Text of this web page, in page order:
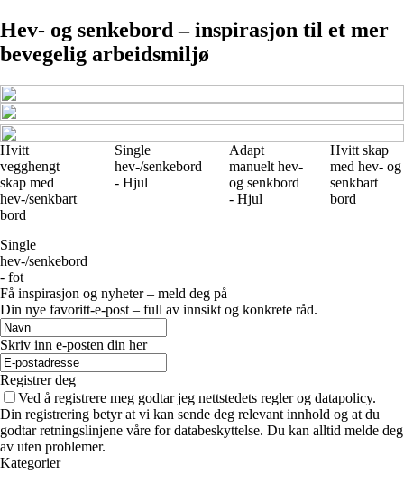
Hev- og senkebord – inspirasjon til et mer
bevegelig arbeidsmiljø
Hvitt
vegghengt
skap med
hev-/senkbart
bord
Single
hev-/senkebord
- Hjul
Adapt
manuelt hev-
og senkbord
- Hjul
Hvitt skap
med hev- og
senkbart
bord
Single
hev-/senkebord
- fot
Få inspirasjon og nyheter – meld deg på
Din nye favoritt-e-post – full av innsikt og konkrete råd.
Skriv inn e-posten din her
Registrer deg
Ved å registrere meg godtar jeg nettstedets regler og datapolicy.
Din registrering betyr at vi kan sende deg relevant innhold og at du
godtar retningslinjene våre for databeskyttelse. Du kan alltid melde deg
av uten problemer.
Kategorier